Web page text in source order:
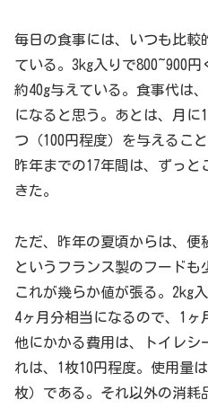
毎日の食事には、いつも比較
ている。3kg入りで800~900
約40g与えている。食事代は
になると思う。あとは、月に
つ（100円程度）を与えること
昨年までの17年間は、ずっ
きた。
ただ、昨年の夏頃からは、便
というフランス製のフードも
これが幾らか値が張る。2kg
4ヶ月分相当になるので、1ヶ
他にかかる費用は、トイレシ
れは、1枚10円程度。使用量
枚）である。それ以外の消耗